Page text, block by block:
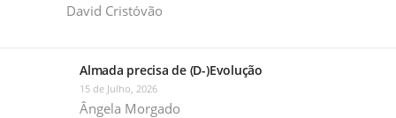
David Cristóvão
Almada precisa de (D-)Evolução
15 de Julho, 2026
Ângela Morgado